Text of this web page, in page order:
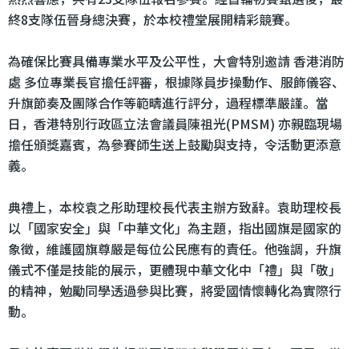
終8支隊伍晉身總決賽，於本校禮堂展開精彩競賽。
為確保比賽具備專業水平及公平性，大會特別邀請 香港消防
處 多位專業長官擔任評審，根據隊員步操動作、服飾儀容、
升旗節奏及團隊合作等範疇進行評分，過程標準嚴謹。當
日，香港特別行政區立法會議員陳祖光(PMSM) 亦親臨現場
擔任頒獎嘉賓，為參賽師生送上鼓勵與支持，令活動更添意
義。
典禮上，本校袁之彤助理校長代表主辦方致辭。袁助理校長
以「國家安全」與「中華文化」為主題，指出國旗是國家的
象徵，維護國旗尊嚴是每位公民應有的責任。他強調，升旗
儀式不僅是技能的展示，更體現中華文化中「禮」與「敬」
的精神，勉勵同學透過參與比賽，將愛國情懷轉化為實際行
動。